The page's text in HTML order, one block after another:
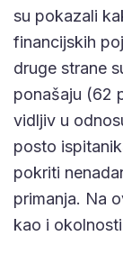
su pokazali
financijskih
druge strane
ponašaju (62
vidljiv u
posto
pokriti
primanja. Na
kao i